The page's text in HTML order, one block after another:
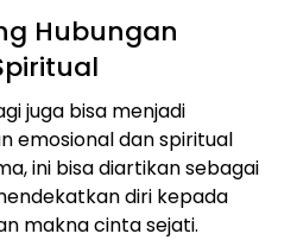
Hubungan
juga bisa menjadi
emosional dan spiritual
ini bisa diartikan sebagai
diri kepada
makna cinta sejati.